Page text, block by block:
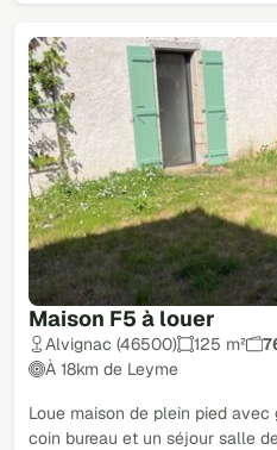
Maison F5 à louer
Alvignac (46500) 125 m²
À 18km de Leyme
Loue maison de plein pied
coin bureau et un séjour salle